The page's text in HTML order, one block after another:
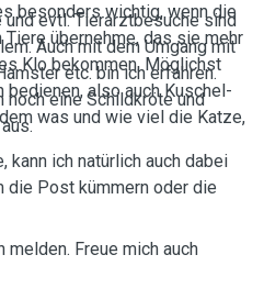
besonders wichtig, wenn die
übernehme, das sie mehr
Klo bekommen. Möglichst
also auch Kuschel-
was und wie viel die Katze,
evtl. Tierarztbesuche sind
Auch mit dem Umgang mit
etc. bin ich erfahren.
noch eine Schildkröte und
kann ich natürlich auch dabei
die Post kümmern oder die
melden. Freue mich auch